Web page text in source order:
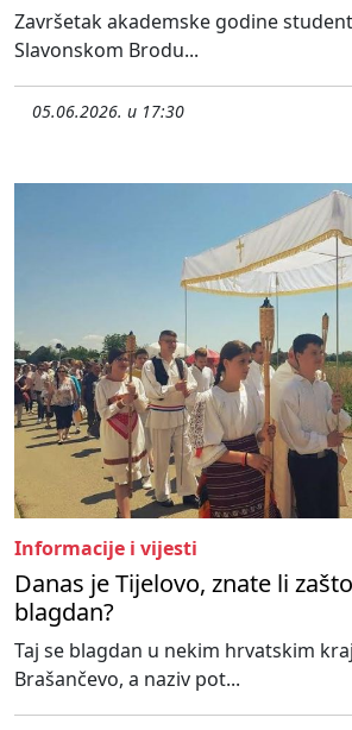
Završetak akademske godine
Slavonskom Brodu...
05.06.2026. u 17:30
Informacije i vijesti
Danas je Tijelovo, znate li
blagdan?
Taj se blagdan u nekim hrvatskim
Brašančevo, a naziv pot...